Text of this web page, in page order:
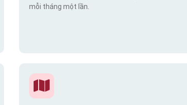
mỗi tháng một lần.